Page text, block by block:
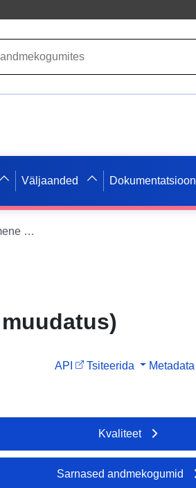
Väljaanded Dokumentatsioon
Leh – 11.1 Löbnerweg – West (Lehri haldusüksuse arengukava esimene muudatus)
API Tsiteerida Metadata
Kvaliteet
Sarnased andmekogumid